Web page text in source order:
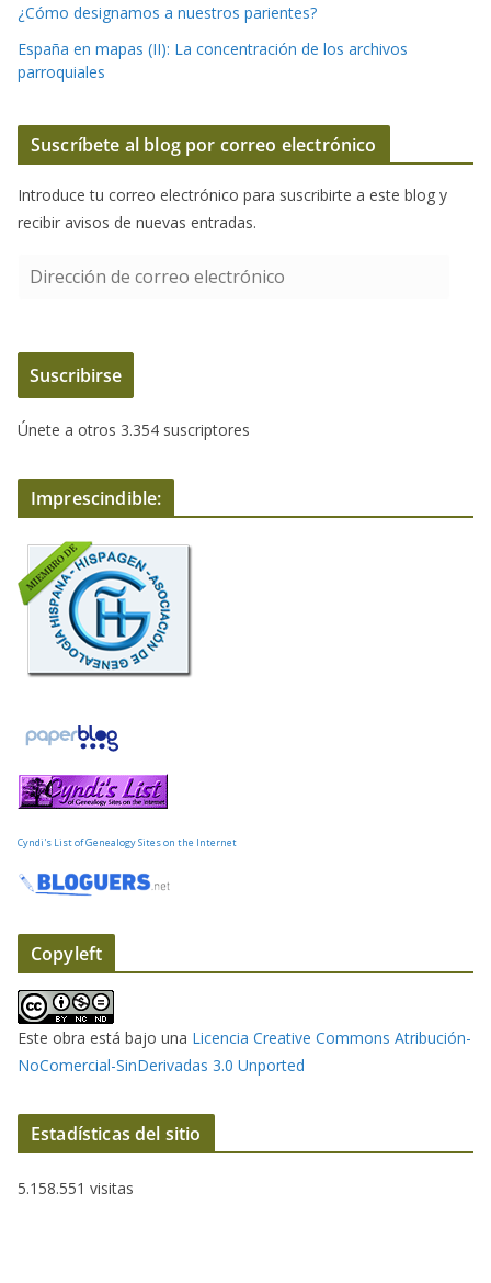
¿Cómo designamos a nuestros parientes?
España en mapas (II): La concentración de los archivos
parroquiales
Suscríbete al blog por correo electrónico
Introduce tu correo electrónico para suscribirte a este blog y
recibir avisos de nuevas entradas.
e
c
i
n
d
o
e
c
t
r
c
o
Suscribirse
Únete a otros 3.354 suscriptores
Imprescindible:
Cyndi's List of Genealogy Sites on the Internet
Copyleft
Este obra está bajo una Licencia Creative Commons Atribución-
NoComercial-SinDerivadas 3.0 Unported
Estadísticas del sitio
5.158.551 visitas